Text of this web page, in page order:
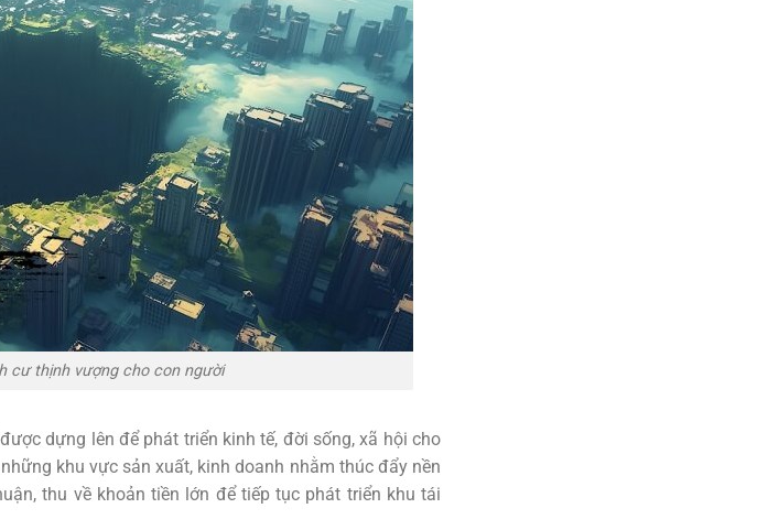
cư thịnh vượng cho con người
dựng lên để phát triển kinh tế, đời sống, xã hội cho
khu vực sản xuất, kinh doanh nhằm thúc đẩy nền
thu về khoản tiền lớn để tiếp tục phát triển khu tái